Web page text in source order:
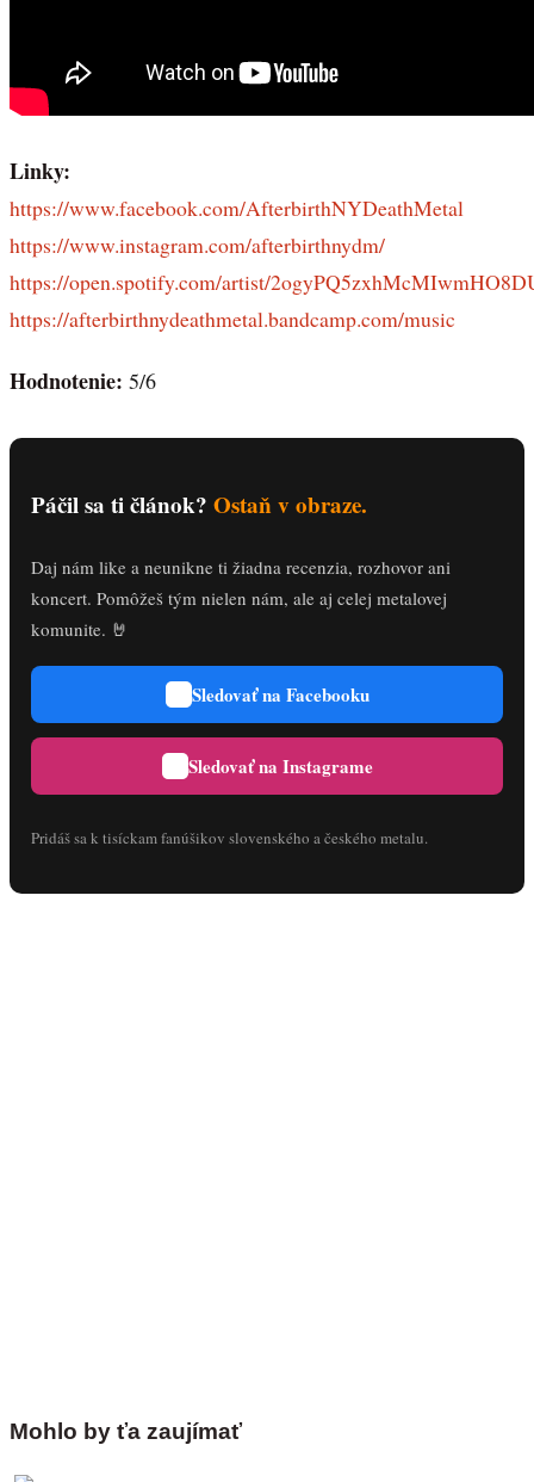
Linky:
https://www.facebook.com/AfterbirthNYDeathMetal
https://www.instagram.com/afterbirthnydm/
https://open.spotify.com/artist/
https://afterbirthnydeathmetal.bandcamp.com/music
Hodnotenie: 5/6
Páčil sa ti článok? Ostaň v obraze.
Daj nám like a neunikne ti žiadna recenzia, rozhovor ani
koncert. Pomôžeš tým nielen nám, ale aj celej metalovej
komunite. 🤘
Sledovať na Facebooku
Sledovať na Instagrame
Pridáš sa k tisíckam fanúšikov slovenského a českého metalu.
Mohlo by ťa zaujímať